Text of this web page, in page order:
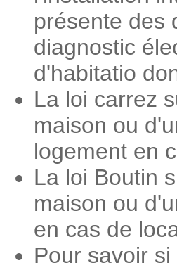
présente des
diagnostic
d'habitatio
La loi carrez
maison ou
logement en
La loi Boutin
maison ou
en cas de
Pour savoir